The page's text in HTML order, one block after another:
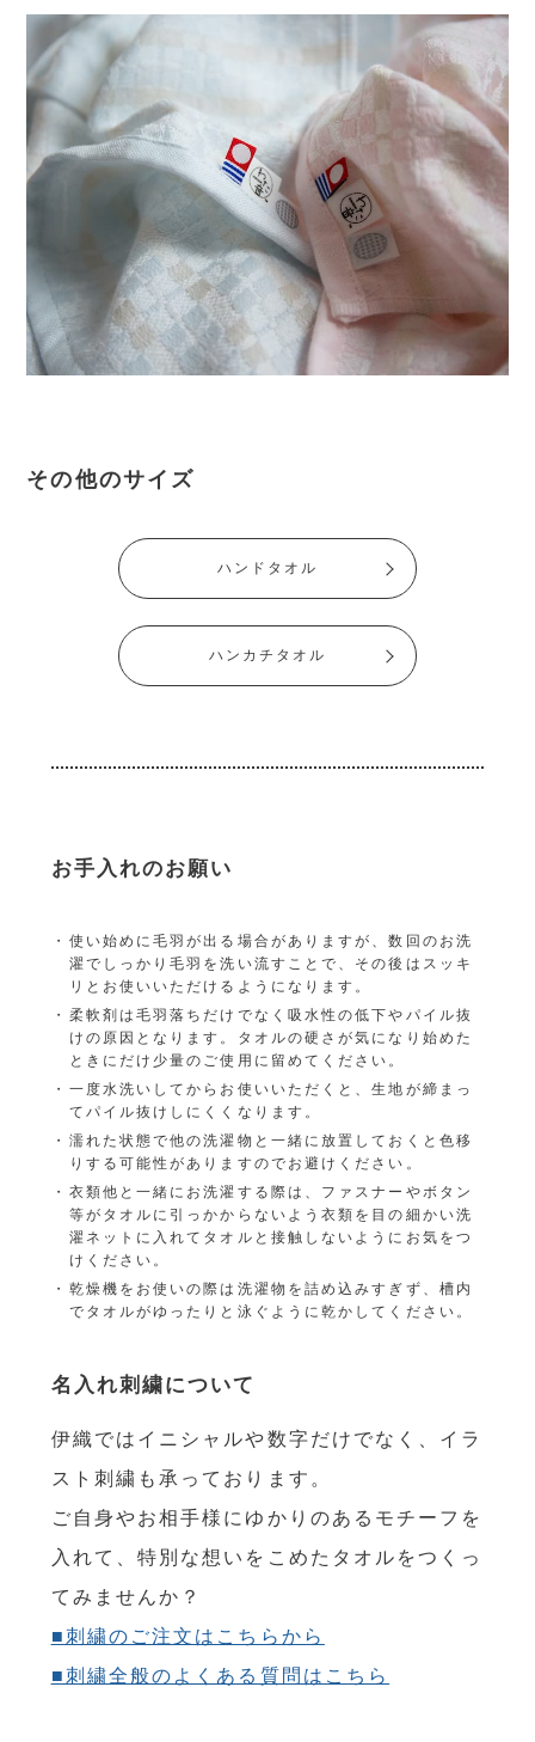
その他のサイズ
ハンドタオル
ハンカチタオル
お手入れのお願い
使い始めに毛羽が出る場合がありますが、数回のお洗
濯でしっかり毛羽を洗い流すことで、その後はスッキ
リとお使いいただけるようになります。
柔軟剤は毛羽落ちだけでなく吸水性の低下やパイル抜
けの原因となります。タオルの硬さが気になり始めた
ときにだけ少量のご使用に留めてください。
一度水洗いしてからお使いいただくと、生地が締まっ
てパイル抜けしにくくなります。
濡れた状態で他の洗濯物と一緒に放置しておくと色移
りする可能性がありますのでお避けください。
衣類他と一緒にお洗濯する際は、ファスナーやボタン
等がタオルに引っかからないよう衣類を目の細かい洗
濯ネットに入れてタオルと接触しないようにお気をつ
けください。
乾燥機をお使いの際は洗濯物を詰め込みすぎず、槽内
でタオルがゆったりと泳ぐように乾かしてください。
名入れ刺繍について
伊織ではイニシャルや数字だけでなく、イラ
スト刺繍も承っております。
ご自身やお相手様にゆかりのあるモチーフを
入れて、特別な想いをこめたタオルをつくっ
てみませんか？
■刺繍のご注文はこちらから
■刺繍全般のよくある質問はこちら